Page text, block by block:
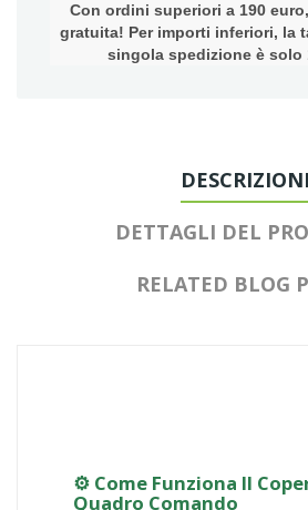
Con ordini superiori a 190
gratuita! Per importi inferiori, la
singola spedizione è solo
DETTAGLI DEL
RELATED BLOG
⚙️ Come Funziona Il
Quadro Comando